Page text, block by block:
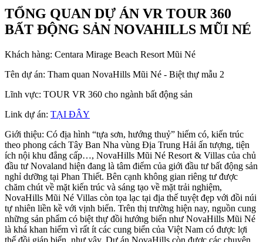
TỔNG QUAN DỰ ÁN VR TOUR 360
BẤT ĐỘNG SẢN NOVAHILLS MŨI NÉ
Khách hàng: Centara Mirage Beach Resort Mũi Né
Tên dự án: Tham quan NovaHills Mũi Né - Biệt thự mẫu 2
Lĩnh vực: TOUR VR 360 cho ngành bất động sản
Link dự án: TẠI ĐÂY
Giới thiệu: Có địa hình “tựa sơn, hướng thuỷ” hiếm có, kiến trúc
theo phong cách Tây Ban Nha vùng Địa Trung Hải ấn tượng, tiện
ích nội khu đẳng cấp…, NovaHills Mũi Né Resort & Villas của chủ
đầu tư Novaland hiện đang là tâm điểm của giới đầu tư bất động sản
nghỉ dưỡng tại Phan Thiết. Bên cạnh không gian riêng tư được
chăm chút về mặt kiến trúc và sáng tạo về mặt trải nghiệm,
NovaHills Mũi Né Villas còn tọa lạc tại địa thế tuyệt đẹp với đồi núi
tự nhiên liền kề với vịnh biển. Trên thị trường hiện nay, nguồn cung
những sản phẩm có biệt thự đồi hướng biển như NovaHills Mũi Né
là khá khan hiếm vì rất ít các cung biển của Việt Nam có được lợi
thế đồi giáp biển như vậy. Dự án NovaHills còn được các chuyên